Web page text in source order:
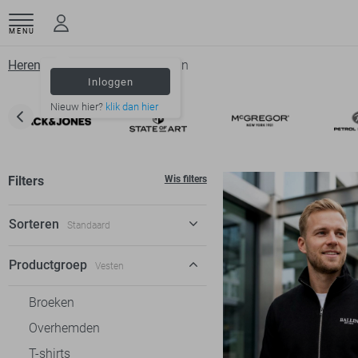
MENU
Inloggen
Nieuw hier? klik dan hier
Herenkleding Vesten Ballin
Filters Wis filters
Sorteren Standaard
Standaard
Productgroep Vesten
Broeken
Overhemden
T-shirts